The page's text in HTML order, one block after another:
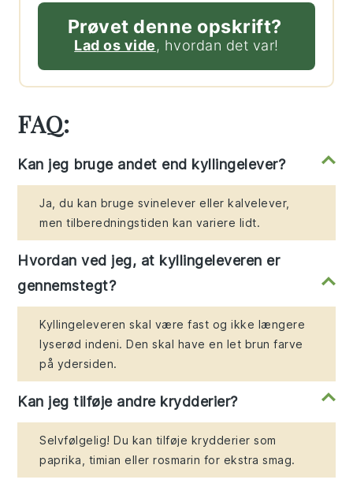
Prøvet denne opskrift?
Lad os vide, hvordan det var!
FAQ:
Kan jeg bruge andet end kyllingelever?
Ja, du kan bruge svinelever eller kalvelever,
men tilberedningstiden kan variere lidt.
Hvordan ved jeg, at kyllingeleveren er
gennemstegt?
Kyllingeleveren skal være fast og ikke længere
lyserød indeni. Den skal have en let brun farve
på ydersiden.
Kan jeg tilføje andre krydderier?
Selvfølgelig! Du kan tilføje krydderier som
paprika, timian eller rosmarin for ekstra smag.